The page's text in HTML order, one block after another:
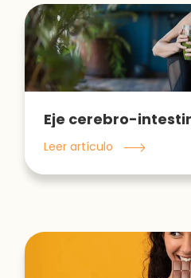
Leer artículo